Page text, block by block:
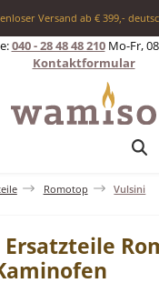
Versand ab € 399,-
040 - 28 48 48 210Mo-Fr,
Kontaktformular
Romotop Vulsini